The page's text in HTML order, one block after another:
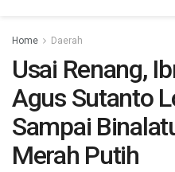
Home Daerah
Usai Renang,
Agus Sutanto
Sampai
Merah Putih